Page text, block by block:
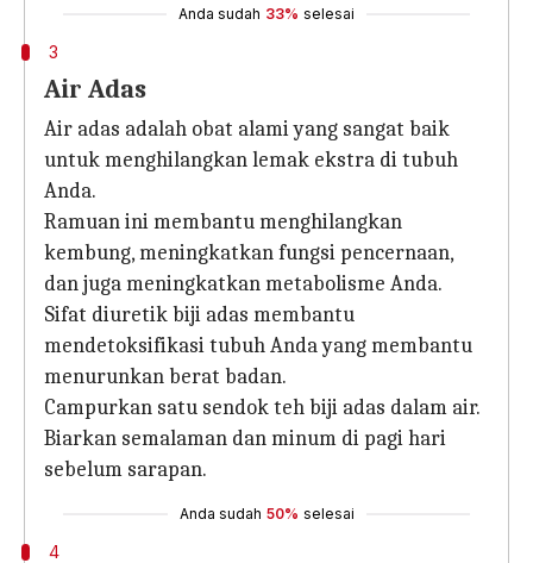
Anda sudah 33% selesai
3
Air Adas
Air adas adalah obat alami yang sangat baik
untuk menghilangkan lemak ekstra di tubuh
Anda.
Ramuan ini membantu menghilangkan
kembung, meningkatkan fungsi pencernaan,
dan juga meningkatkan metabolisme Anda.
Sifat diuretik biji adas membantu
mendetoksifikasi tubuh Anda yang membantu
menurunkan berat badan.
Campurkan satu sendok teh biji adas dalam air.
Biarkan semalaman dan minum di pagi hari
sebelum sarapan.
Anda sudah 50% selesai
4